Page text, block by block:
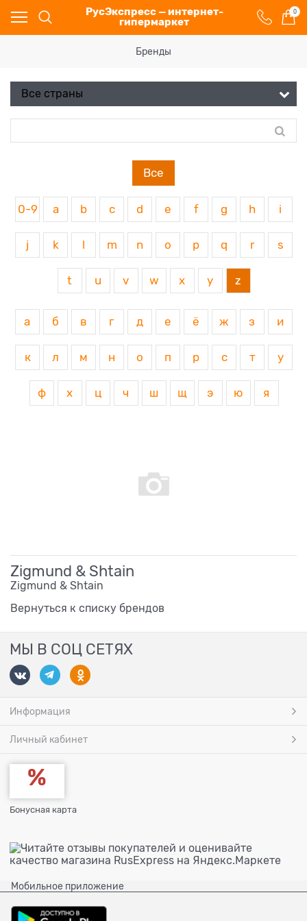
РусЭкспресс — интернет-
гипермаркет
0
Бренды
Все
0-9 a b c d e f g h i
j k m n o p q r s
t u v w x y z
а б в г д е ё ж з и
к л м н о п р с т у
ф х ц ч ш щ э ю я
Zigmund & Shtain
Zigmund & Shtain
Вернуться к списку брендов
МЫ В СОЦ СЕТЯХ
Информация
Личный кабинет
Бонусная карта
Мобильное приложение